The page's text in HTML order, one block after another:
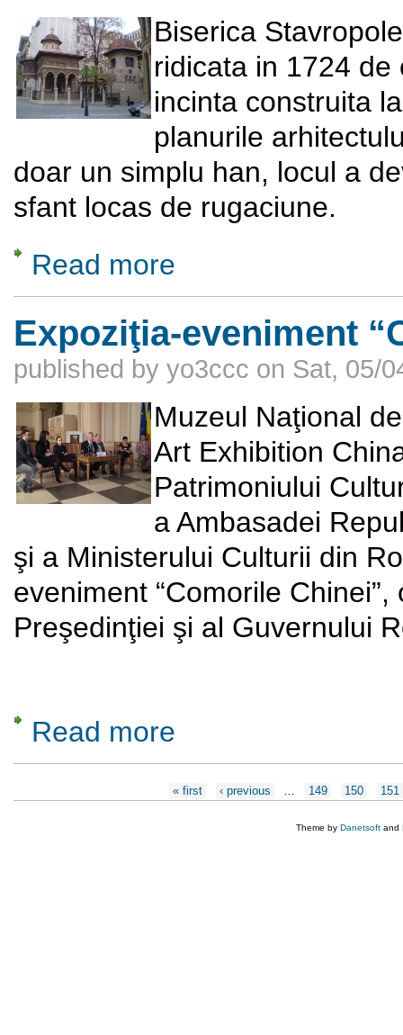
Biserica
ridicata in 1724
incinta construita
planurile
doar un simplu han, locul a
sfant locas de rugaciune.
Read more
Expoziţia-eveniment
published by yo3ccc on Sat, 05/
Muzeul Naţional
Art Exhibition
Patrimoniului
a Ambasadei
şi a Ministerului Culturii din
eveniment “Comorile
Preşedinţiei şi al Guvernului
Read more
« first ‹ previous … 149 150 151
Theme by Danetsoft and